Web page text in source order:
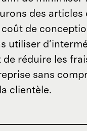
des articles
de
utiliser
réduire les
sans
clientèle.